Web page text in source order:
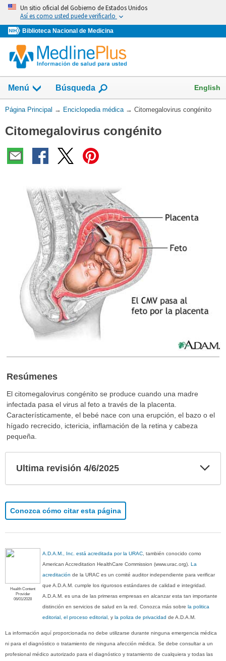
Omita
vaya
al
Contenido
Un sitio oficial del Gobierno de Estados Unidos
Así es como usted puede verificarlo
Biblioteca Nacional de Medicina
Menú Búsqueda English
Usted
aquí:
Página Principal → Enciclopedia médica → Citomegalovirus congénito
Citomegalovirus congénito
Resúmenes
El citomegalovirus congénito se produce cuando una madre
infectada pasa el virus al feto a través de la placenta.
Característicamente, el bebé nace con una erupción, el bazo o el
hígado recrecido, ictericia, inflamación de la retina y cabeza
pequeña.
Ultima revisión 4/6/2025
Conozca cómo citar esta página
Health Content
Provider
06/01/2028
A.D.A.M., Inc. está acreditada por la URAC , también conocido como
American Accreditation HealthCare Commission (www.urac.org).La
acreditación de la URAC es un comité auditor independiente para verificar
que A.D.A.M. cumple los rigurosos estándares de calidad e integridad.
A.D.A.M. es una de las primeras empresas en alcanzar esta tan importante
distinción en servicios de salud en la red. Conozca más sobrela politica
editorial, el proceso editorial , yla poliza de privacidad de A.D.A.M.
La información aquí proporcionada no debe utilizarse durante ninguna emergencia médica
ni para el diagnóstico o tratamiento de ninguna afección médica. Se debe consultar a un
profesional médico autorizado para el diagnóstico y tratamiento de cualquiera y todas las